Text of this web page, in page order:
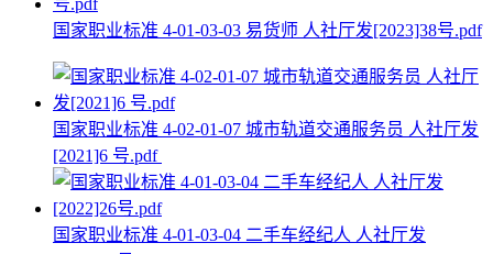
国家职业标准 4-01-03-03 易货师 人社厅发[2023]38号.pdf
国家职业标准 4-02-01-07 城市轨道交通服务员 人社厅发
[2021]6 号.pdf
国家职业标准 4-01-03-04 二手车经纪人 人社厅发